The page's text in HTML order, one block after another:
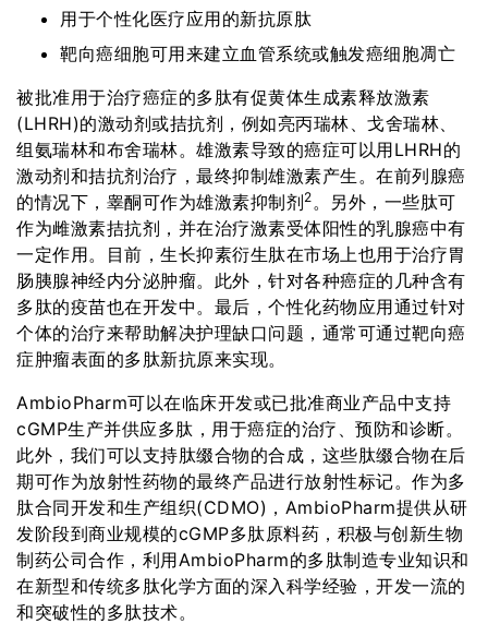
用于个性化医疗应用的新抗原肽
靶向癌细胞可用来建立血管系统或触发癌细胞凋亡
被批准用于治疗癌症的多肽有促黄体生成素释放激素
(LHRH)的激动剂或拮抗剂，例如亮丙瑞林、戈舍瑞林、
组氨瑞林和布舍瑞林。雄激素导致的癌症可以用LHRH的
激动剂和拮抗剂治疗，最终抑制雄激素产生。在前列腺癌
的情况下，睾酮可作为雄激素抑制剂2。另外，一些肽可
作为雌激素拮抗剂，并在治疗激素受体阳性的乳腺癌中有
一定作用。目前，生长抑素衍生肽在市场上也用于治疗胃
肠胰腺神经内分泌肿瘤。此外，针对各种癌症的几种含有
多肽的疫苗也在开发中。最后，个性化药物应用通过针对
个体的治疗来帮助解决护理缺口问题，通常可通过靶向癌
症肿瘤表面的多肽新抗原来实现。
AmbioPharm可以在临床开发或已批准商业产品中支持
cGMP生产并供应多肽，用于癌症的治疗、预防和诊断。
此外，我们可以支持肽缀合物的合成，这些肽缀合物在后
期可作为放射性药物的最终产品进行放射性标记。作为多
肽合同开发和生产组织(CDMO)，AmbioPharm提供从研
发阶段到商业规模的cGMP多肽原料药，积极与创新生物
制药公司合作，利用AmbioPharm的多肽制造专业知识和
在新型和传统多肽化学方面的深入科学经验，开发一流的
和突破性的多肽技术。